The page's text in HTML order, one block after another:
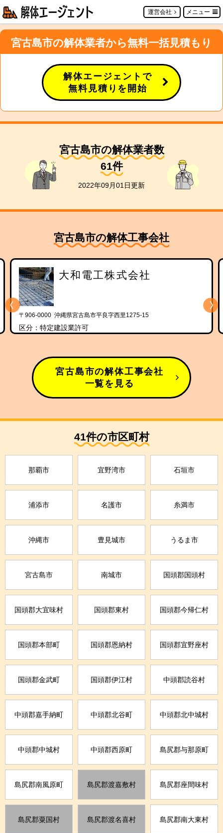
運営会社 メニュー
宮古島市の解体業者から無料一括見積もり
解体エージェントで
無料見積りを開始
宮古島市の解体業者数
61件
2022年09月01日更新
宮古島市の解体工事会社
大和電工株式会社
〒906-0000 沖縄県宮古島市平良字西里1275-15
区分：特定建設業許可
宮古島市の解体工事会社
一覧を見る
41件の市区町村
那覇市 宜野湾市 石垣市
浦添市 名護市 糸満市
沖縄市 豊見城市 うるま市
宮古島市 南城市 国頭郡国頭村
国頭郡大宜味村 国頭郡東村 国頭郡今帰仁村
国頭郡本部町 国頭郡恩納村 国頭郡宜野座村
国頭郡金武町 国頭郡伊江村 中頭郡読谷村
中頭郡嘉手納町 中頭郡北谷町 中頭郡北中城村
中頭郡中城村 中頭郡西原町 島尻郡与那原町
島尻郡南風原町 島尻郡渡嘉敷村 島尻郡座間味村
島尻郡粟国村 島尻郡渡名喜村 島尻郡南大東村